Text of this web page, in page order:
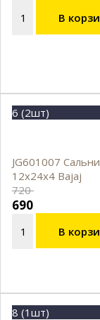
В
6 (2шт)
JG601007
12x24x4 Bajaj
720
690
В
8 (1шт)